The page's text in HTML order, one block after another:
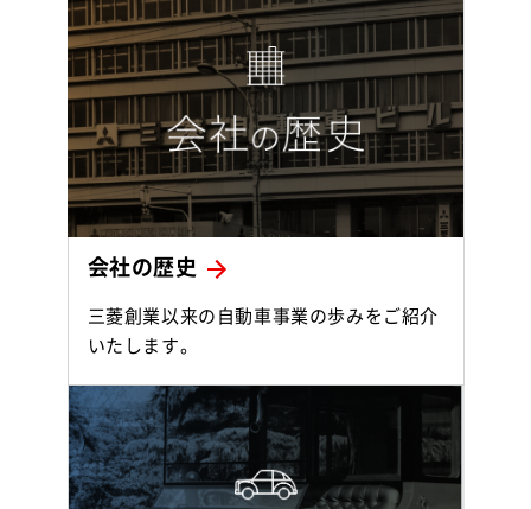
会社の歴史
三菱創業以来の自動車事業の歩みをご紹介
いたします。